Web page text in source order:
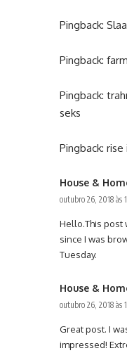
Pingback:
Pingback:
Pingback:
seks
Pingback: rise
House &
outubro 26, 2018 às
Hello.This post
since I was
Tuesday.
House &
outubro 26, 2018 às
Great post. I
impressed!